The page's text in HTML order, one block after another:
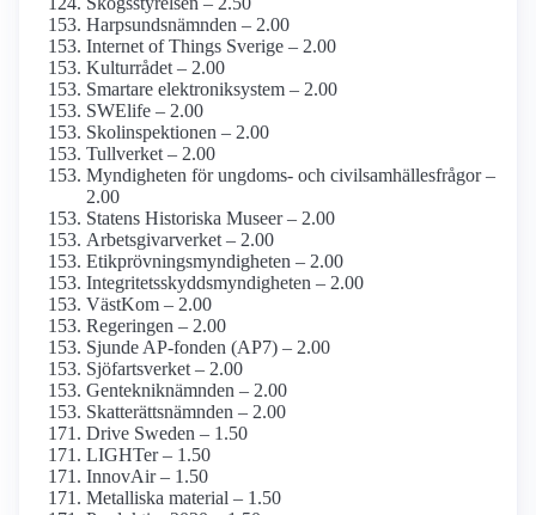
Harpsunds­nämnden – 2.00
Internet of Things Sverige – 2.00
Kulturrådet – 2.00
Smartare elektroniksystem – 2.00
SWElife – 2.00
Skol­inspektionen – 2.00
Tullverket – 2.00
Myndigheten för ungdoms- och civilsamhälles­frågor –
2.00
Statens Historiska Museer – 2.00
Arbetsgivarverket – 2.00
Etikprövnings­myndigheten – 2.00
Integritetsskydds­myndigheten – 2.00
VästKom – 2.00
Regeringen – 2.00
Sjunde AP-fonden (AP7) – 2.00
Sjöfarts­verket – 2.00
Genteknik­nämnden – 2.00
Skatterätts­nämnden – 2.00
Drive Sweden – 1.50
LIGHTer – 1.50
InnovAir – 1.50
Metalliska material – 1.50